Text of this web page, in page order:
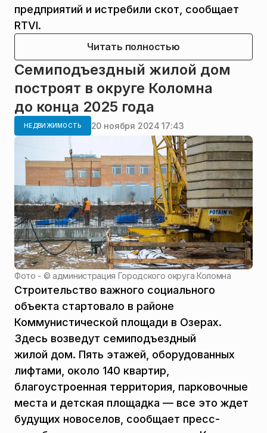
предприятий и истребили скот, сообщает
RTVI.
Читать полностью
Семиподъездный жилой дом
построят в округе Коломна
до конца 2025 года
НЕДВИЖИМОСТЬ 20 ноября 2024 17:43
Фото - ©администрация Городского округа Коломна
Строительство важного социального
объекта стартовало в районе
Коммунистической площади в Озерах.
Здесь возведут семиподъездный
жилой дом. Пять этажей, оборудованных
лифтами, около 140 квартир,
благоустроенная территория, парковочные
места и детская площадка — все это ждет
будущих новоселов, сообщает пресс-